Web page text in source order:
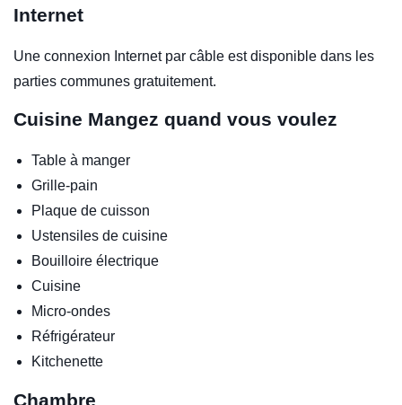
Internet
Une connexion Internet par câble est disponible dans les
parties communes gratuitement.
Cuisine Mangez quand vous voulez
Table à manger
Grille-pain
Plaque de cuisson
Ustensiles de cuisine
Bouilloire électrique
Cuisine
Micro-ondes
Réfrigérateur
Kitchenette
Chambre